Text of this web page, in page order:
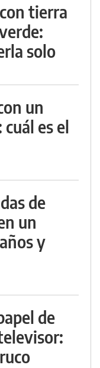
tierra
solo
un
es el
de
un
y
de